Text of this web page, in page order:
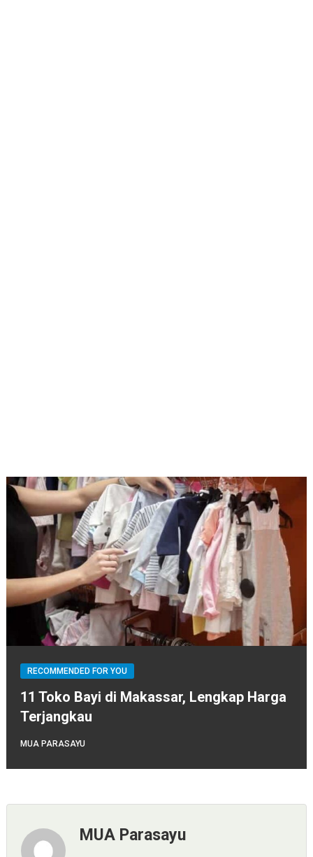
RECOMMENDED FOR YOU
11 Toko Bayi di Makassar, Lengkap Harga
Terjangkau
MUA PARASAYU
MUA Parasayu